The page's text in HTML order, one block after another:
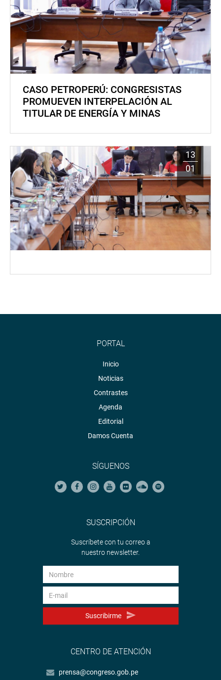
CASO PETROPERÚ: CONGRESISTAS
PROMUEVEN INTERPELACIÓN AL
TITULAR DE ENERGÍA Y MINAS
13
01
PORTAL
Inicio
Noticias
Contrastes
Agenda
Editorial
Damos Cuenta
SÍGUENOS
SUSCRIPCIÓN
Suscríbete con tu correo a
nuestro newsletter.
Suscribirme
CENTRO DE ATENCIÓN
prensa@congreso.gob.pe